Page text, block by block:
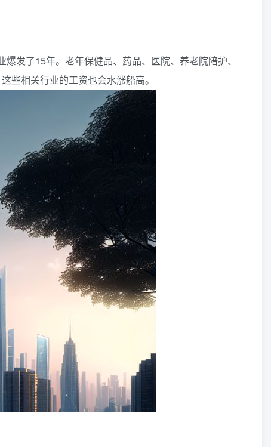
发了15年。老年保健品、药品、医院、养老院陪护、
些相关行业的工资也会水涨船高。